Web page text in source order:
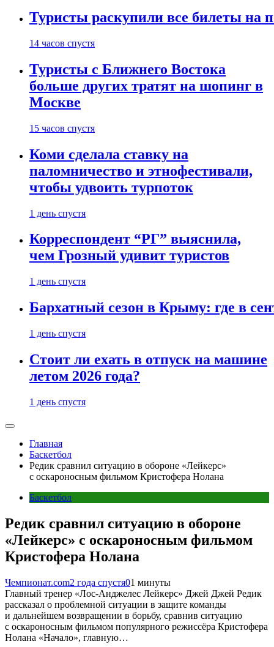
Туристы раскупили все билеты на
14 часов спустя
Туристы с Ближнего Востока
больше других тратят на шопинг в
Москве
15 часов спустя
Коми сделала ставку на
паломничество и этнофестивали,
чтобы удвоить турпоток
1 день спустя
Корреспондент “РГ” выяснила,
чем Грозный удивит туристов
1 день спустя
Бархатный сезон в Крыму: где в
1 день спустя
Стоит ли ехать в отпуск на машине
летом 2026 года?
1 день спустя
Главная
Баскетбол
Редик сравнил ситуацию в обороне «Лейкерс»
с оскароносным фильмом Кристофера Нолана
Баскетбол
Редик сравнил ситуацию в обороне
«Лейкерс» с оскароносным фильмом
Кристофера Нолана
Чемпионат.com2 года спустя01 минуты
Главный тренер «Лос-Анджелес Лейкерс» Джей Джей Редик
рассказал о проблемной ситуации в защите команды
и дальнейшем возвращении в борьбу, сравнив ситуацию
с оскароносным фильмом популярного режиссёра Кристофера
Нолана «Начало», главную…